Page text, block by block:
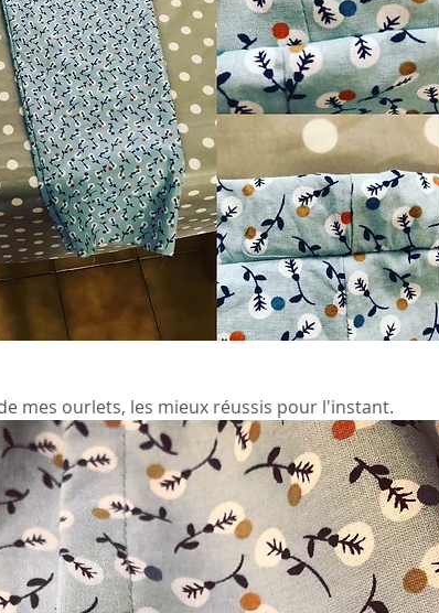
mes ourlets, les mieux réussis pour l'instant.